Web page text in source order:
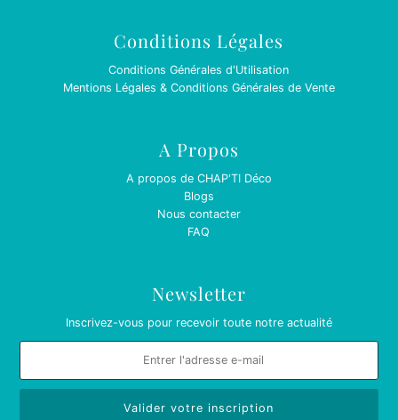
Conditions Légales
Conditions Générales d'Utilisation
Mentions Légales & Conditions Générales de Vente
A Propos
A propos de CHAP'TI Déco
Blogs
Nous contacter
FAQ
Newsletter
Inscrivez-vous pour recevoir toute notre actualité